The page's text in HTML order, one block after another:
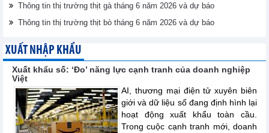
Thông tin thị trường thịt gà tháng 6 năm 2026 và dự báo
Thông tin thị trường thịt bò tháng 6 năm 2026 và dự báo
XUẤT NHẬP KHẨU
Xuất khẩu số: ‘Đo’ năng lực cạnh tranh của doanh nghiệp
Việt
AI, thương mại điện tử xuyên biên
giới và dữ liệu số đang định hình lại
hoạt động xuất khẩu toàn cầu.
Trong cuộc cạnh tranh mới, doanh